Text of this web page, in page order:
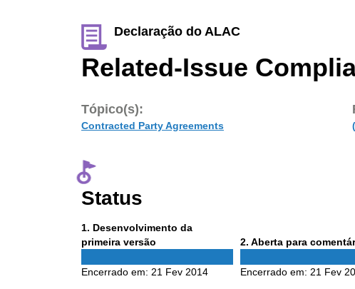
Declaração do ALAC
Related-Issue
Tópico(s):
Contracted Party Agreements
Status
1 Phase
1
. Desenvolvimento da
primeira versão
Encerrado em: 21 Fev 2014
2 Phase
. Aberta para
Encerrado em:21 Fev